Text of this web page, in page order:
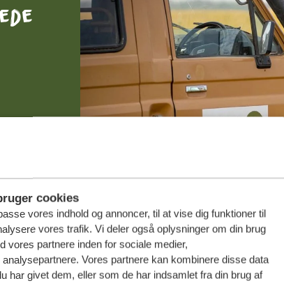
cookies
vores indhold og annoncer, til at vise dig funktioner til
vores trafik. Vi deler også oplysninger om din brug
vores partnere inden for sociale medier,
Vores partnere kan kombinere disse data
har givet dem, eller som de har indsamlet fra din brug af
VORES
HJÆLPE